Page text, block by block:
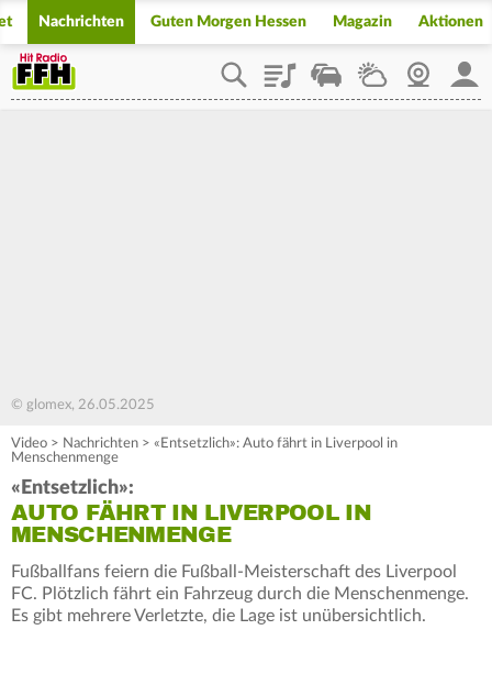
Nachrichten Guten Morgen Hessen Magazin Aktionen
PlaylistStaupilotWetterWebcam
© glomex, 26.05.2025
Video > Nachrichten > «Entsetzlich»: Auto fährt in Liverpool in
Menschenmenge
«Entsetzlich»:
AUTO FÄHRT IN LIVERPOOL IN
MENSCHENMENGE
Fußballfans feiern die Fußball-Meisterschaft des Liverpool
FC. Plötzlich fährt ein Fahrzeug durch die Menschenmenge.
Es gibt mehrere Verletzte, die Lage ist unübersichtlich.